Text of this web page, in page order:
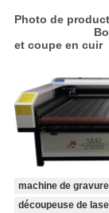
Photo de
et coupe en cuir
machine de
découpeuse de